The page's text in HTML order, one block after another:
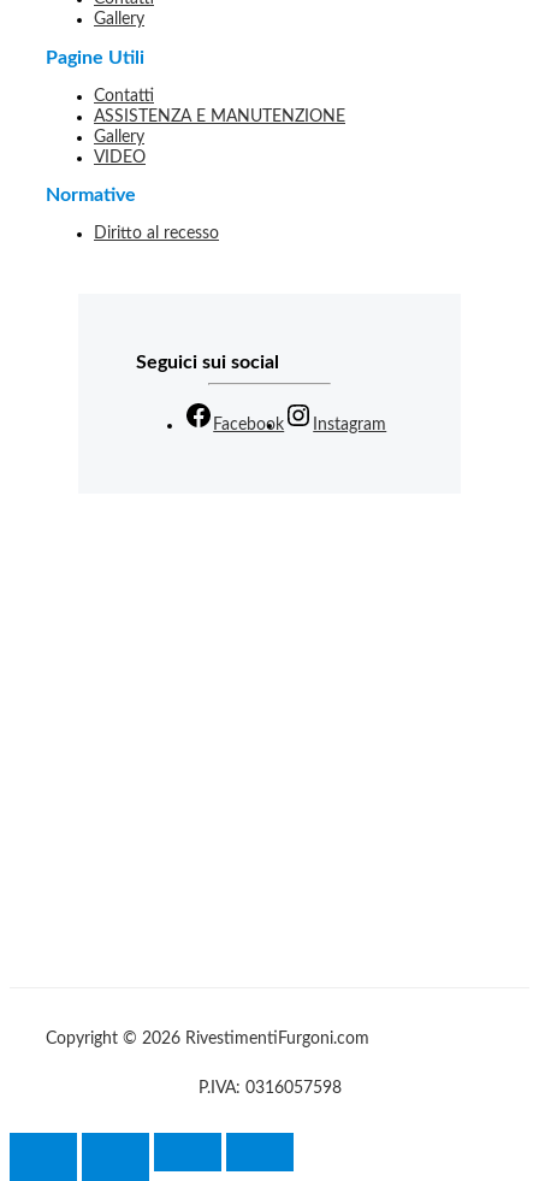
Gallery
Pagine Utili
Contatti
ASSISTENZA E MANUTENZIONE
Gallery
VIDEO
Normative
Diritto al recesso
Seguici sui social
Facebook Instagram
Copyright © 2026 RivestimentiFurgoni.com
P.IVA: 0316057598